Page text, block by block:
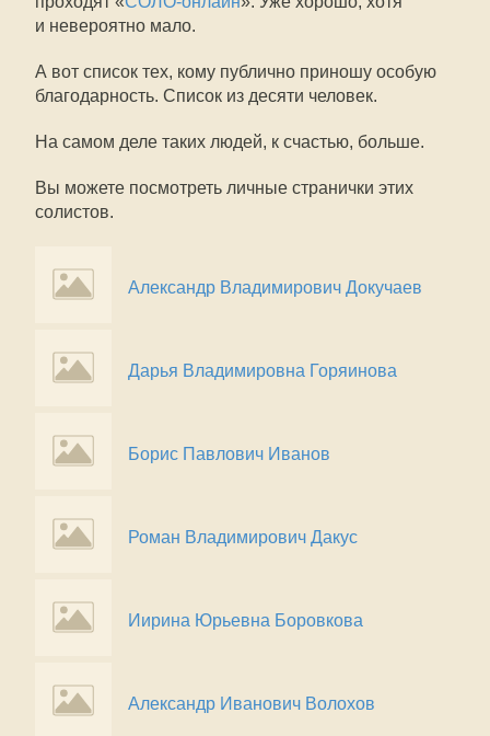
и невероятно мало.
А вот список тех, кому публично приношу особую
благодарность. Список из десяти человек.
На самом деле таких людей, к счастью, больше.
Вы можете посмотреть личные странички этих
солистов.
Александр Владимирович Докучаев
Дарья Владимировна Горяинова
Борис Павлович Иванов
Роман Владимирович Дакус
Иирина Юрьевна Боровкова
Александр Иванович Волохов